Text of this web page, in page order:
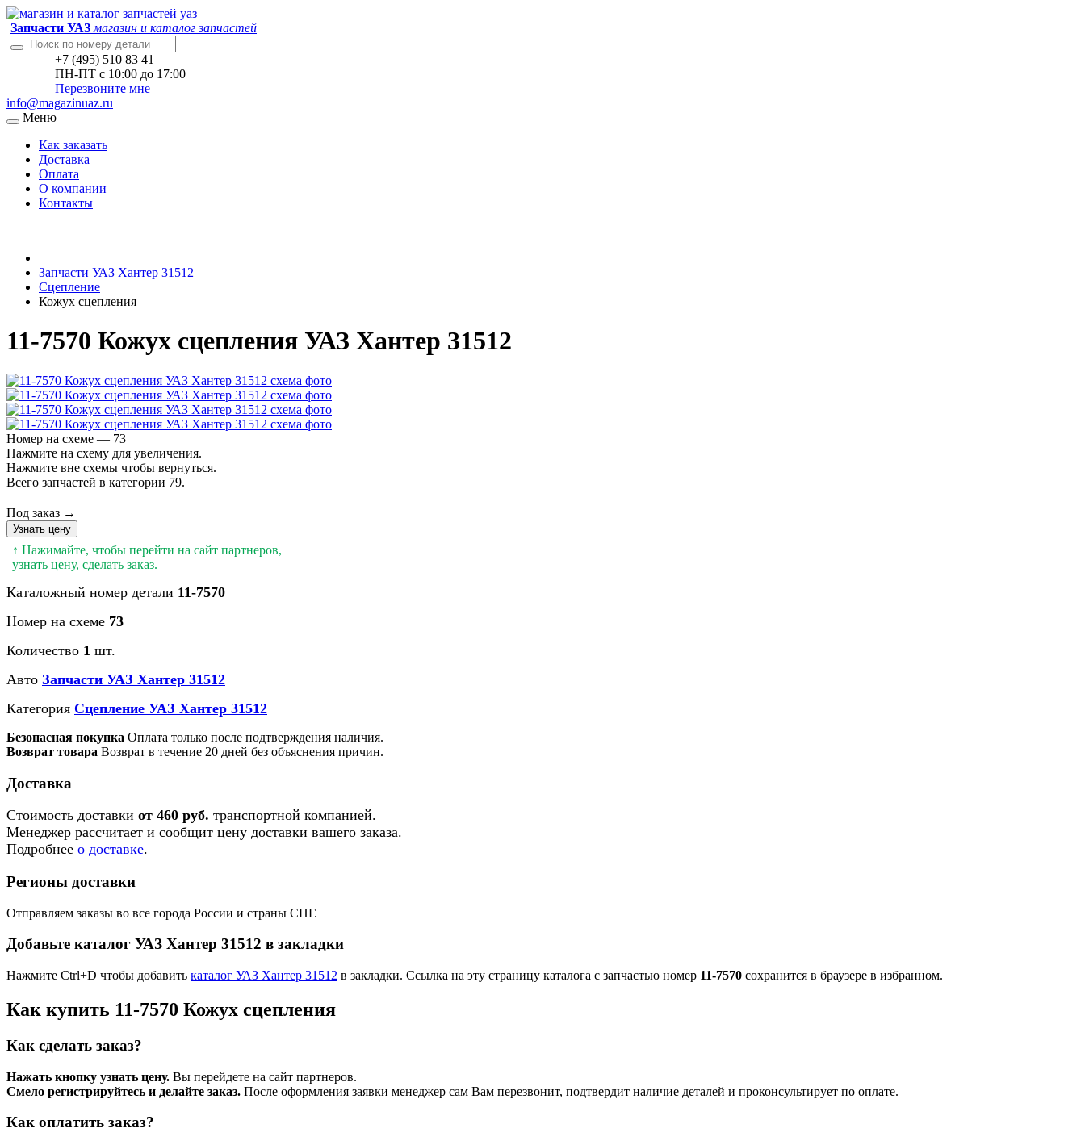
Запчасти УАЗ магазин и каталог запчастей
+7 (495) 510 83 41
ПН-ПТ с 10:00 до 17:00
Перезвоните мне
info@magazinuaz.ru
Меню
Как заказать
Доставка
Оплата
О компании
Контакты
Запчасти УАЗ Хантер 31512
Сцепление
Кожух сцепления
11-7570 Кожух сцепления УАЗ Хантер 31512
Номер на схеме — 73
Нажмите на схему для увеличения.
Нажмите вне схемы чтобы вернуться.
Всего запчастей в категории 79.
Под заказ →
Узнать цену
↑ Нажимайте, чтобы перейти на сайт партнеров,
узнать цену, сделать заказ.
Каталожный номер детали 11-7570
Номер на схеме 73
Количество 1 шт.
Авто Запчасти УАЗ Хантер 31512
Категория Сцепление УАЗ Хантер 31512
Безопасная покупка Оплата только после подтверждения наличия.
Возврат товара Возврат в течение 20 дней без объяснения причин.
Доставка
Стоимость доставки от 460 руб. транспортной компанией.
Менеджер рассчитает и сообщит цену доставки вашего заказа.
Подробнее о доставке.
Регионы доставки
Отправляем заказы во все города России и страны СНГ.
Добавьте каталог УАЗ Хантер 31512 в закладки
Нажмите Ctrl+D чтобы добавить каталог УАЗ Хантер 31512 в закладки. Ссылка на эту страницу каталога с запчастью номер 11-7570 сохранится в браузере в избранном.
Как купить 11-7570 Кожух сцепления
Как сделать заказ?
Нажать кнопку узнать цену. Вы перейдете на сайт партнеров.
Смело регистрируйтесь и делайте заказ. После оформления заявки менеджер сам Вам перезвонит, подтвердит наличие деталей и проконсультирует по оплате.
Как оплатить заказ?